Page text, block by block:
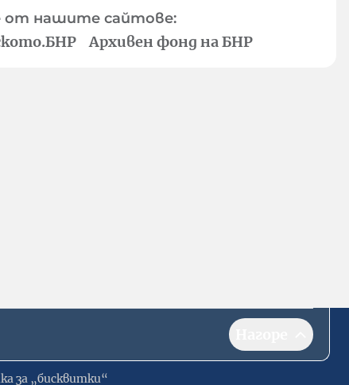
от нашите сайтове:
Архивен фонд на БНР
за „бисквитки“